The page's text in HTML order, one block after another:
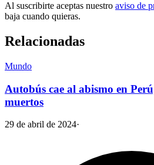
Al suscribirte aceptas nuestro aviso de
baja cuando quieras.
Relacionadas
Mundo
Autobús cae al abismo en
muertos
29 de abril de 2024·